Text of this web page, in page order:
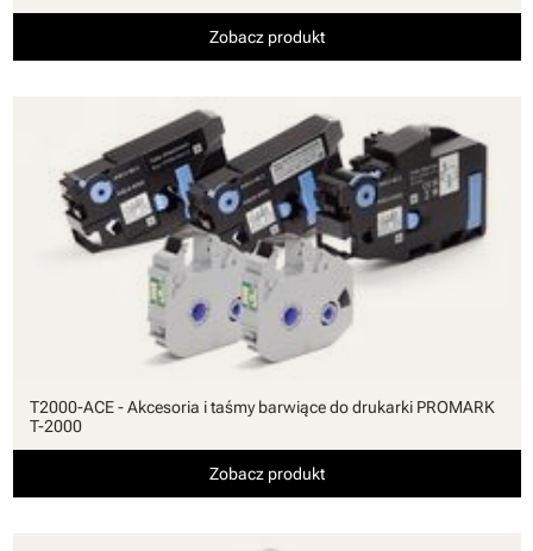
Zobacz produkt
T2000-ACE - Akcesoria i taśmy barwiące do drukarki PROMARK
T-2000
Zobacz produkt